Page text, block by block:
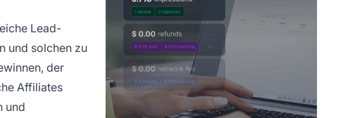
Lead-
und solchen zu
der
Affiliates
und